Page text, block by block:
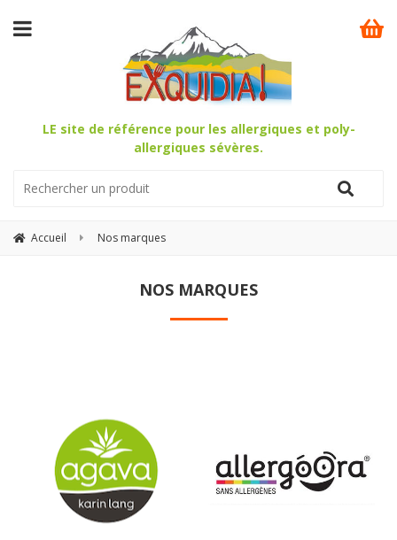
LE site de référence pour les allergiques et poly-
allergiques sévères.
Accueil Nos marques
NOS MARQUES